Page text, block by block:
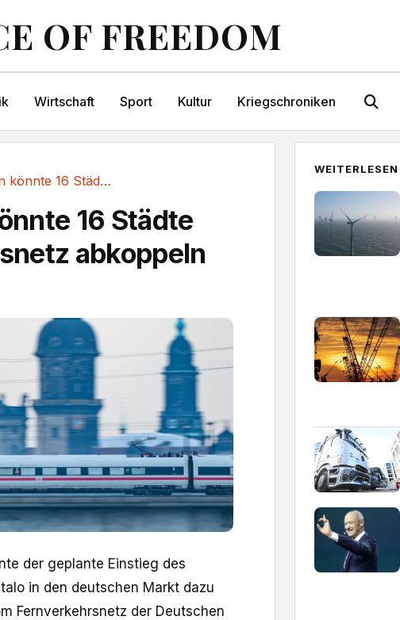
OF FREEDOM
Wirtschaft Sport Kultur Kriegschroniken
Deutsche Bahn könnte 16 Städte vom...
16 Städte
abkoppeln
der geplante Einstieg des
in den deutschen Markt dazu
Fernverkehrsnetz der Deutschen
WEITERLESEN